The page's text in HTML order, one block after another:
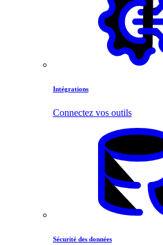
Intégrations
Connectez vos outils
Sécurité des données